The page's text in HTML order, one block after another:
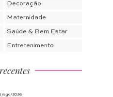
Decoração
Maternidade
Saúde & Bem Estar
Entretenimento
ago/2026